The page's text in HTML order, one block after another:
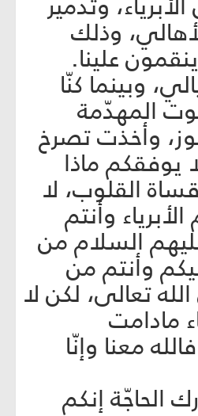
وذلك
علينا.
وبينما كنّا
المهدّمة
وأخذت تصرخ
يوفقكم ماذا
القلوب، لا
وأنتم
عليهم السلام من
وأنتم من
تعالى، لكن لا
مادامت
معنا وإنّا
الحاجّة إنكم